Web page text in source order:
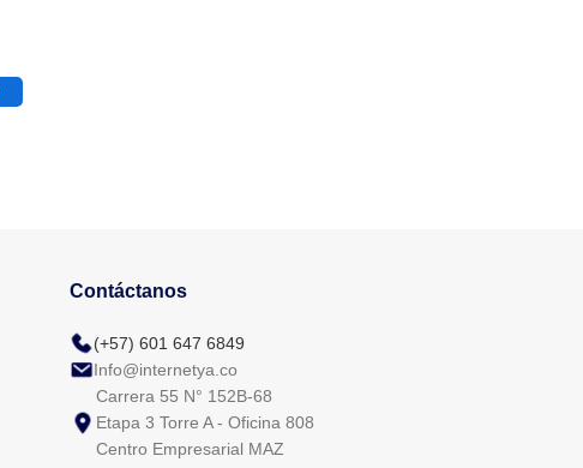
Contáctanos
(+57) 601 647 6849
Info@internetya.co
Carrera 55 N° 152B-68
Etapa 3 Torre A - Oficina 808
Centro Empresarial MAZ